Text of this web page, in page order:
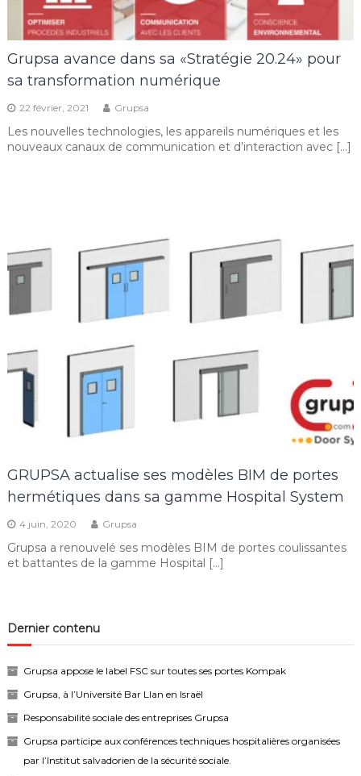
Grupsa avance dans sa «Stratégie 20.24» pour
sa transformation numérique
22 février, 2021 Grupsa
Les nouvelles technologies, les appareils numériques et les
nouveaux canaux de communication et d’interaction avec […]
GRUPSA actualise ses modèles BIM de portes
hermétiques dans sa gamme Hospital System
4 juin, 2020 Grupsa
Grupsa a renouvelé ses modèles BIM de portes coulissantes
et battantes de la gamme Hospital […]
Dernier contenu
Grupsa appose le label FSC sur toutes ses portes Kompak
Grupsa, à l’Université Bar Llan en Israël
Responsabilité sociale des entreprises Grupsa
Grupsa participe aux conférences techniques hospitalières organisées
par l’Institut salvadorien de la sécurité sociale.